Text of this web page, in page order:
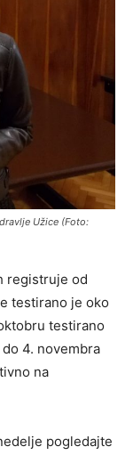
Užice (Foto:
registruje od
testirano je oko
testirano
4. novembra
na
pogledajte